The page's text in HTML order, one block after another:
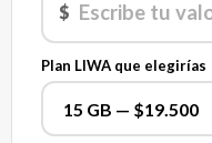
$
Plan LIWA que elegirías